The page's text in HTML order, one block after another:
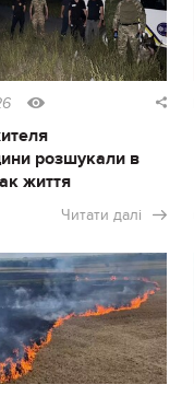
розшукали в
життя
Читати далі